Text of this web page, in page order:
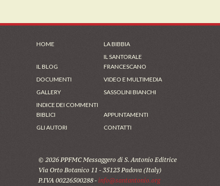
HOME LA BIBBIA
IL BLOG
IL SANTORALE
FRANCESCANO
DOCUMENTI
VIDEO E MULTIMEDIA
GALLERY
SASSOLINI BIANCHI
INDICE DEI COMMENTI
BIBLICI
APPUNTAMENTI
GLI AUTORI
CONTATTI
© 2026 PPFMC Messaggero di S. Antonio Editrice
Via Orto Botanico 11 - 35123 Padova (Italy)
P.IVA 00226500288 - info@santantonio.org